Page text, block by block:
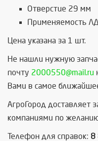
Отверстие 29 мм
Применяемость
Цена указана за 1 шт.
Не нашли нужную
почту 2000550@mail.ru
Вами в самое
АгроГород доставляет
компаниями по
Телефон для справок: 8